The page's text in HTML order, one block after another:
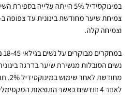
וצמיחה קלה.
נשים הסובלות מנשירת שיער בדרגה
לאחר 4 חודשים כאשר התוצאות